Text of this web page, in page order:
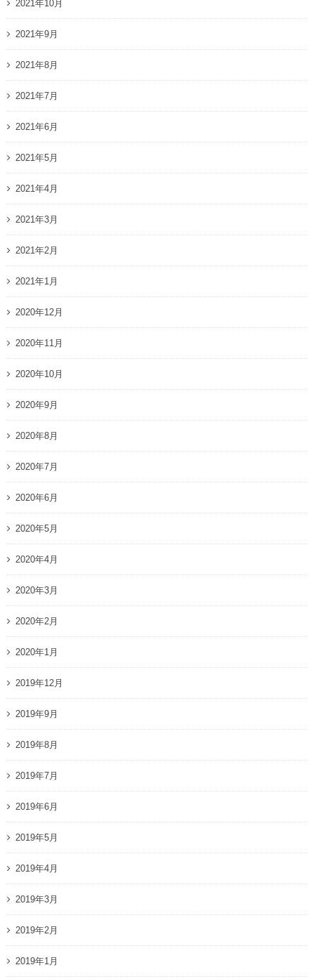
2021年10月
2021年9月
2021年8月
2021年7月
2021年6月
2021年5月
2021年4月
2021年3月
2021年2月
2021年1月
2020年12月
2020年11月
2020年10月
2020年9月
2020年8月
2020年7月
2020年6月
2020年5月
2020年4月
2020年3月
2020年2月
2020年1月
2019年12月
2019年9月
2019年8月
2019年7月
2019年6月
2019年5月
2019年4月
2019年3月
2019年2月
2019年1月